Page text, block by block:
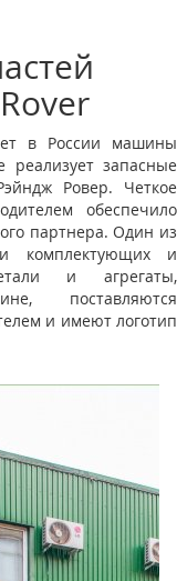
в России машины
реализует запасные
Ровер. Четкое
обеспечило
партнера. Один из
комплектующих и
и агрегаты,
поставляются
и имеют логотип